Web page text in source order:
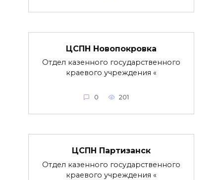
ЦСПН Новопокровка
Отдел казенного государственного
краевого учреждения «
0 201
ЦСПН Партизанск
Отдел казенного государственного
краевого учреждения «